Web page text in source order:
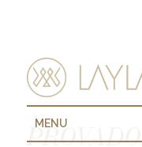
MENU